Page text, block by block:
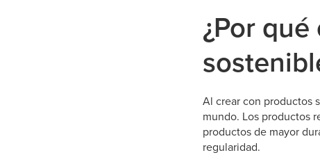
¿Por
Al crear con productos
mundo. Los productos
productos de mayor
regularidad.